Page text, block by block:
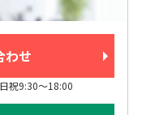
わせ
祝9:30～18:00